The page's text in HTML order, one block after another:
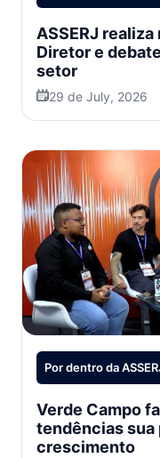
ASSERJ
Diretor e
setor
29 de July, 2026
Por dentro da
Verde Campo
tendências
crescimento